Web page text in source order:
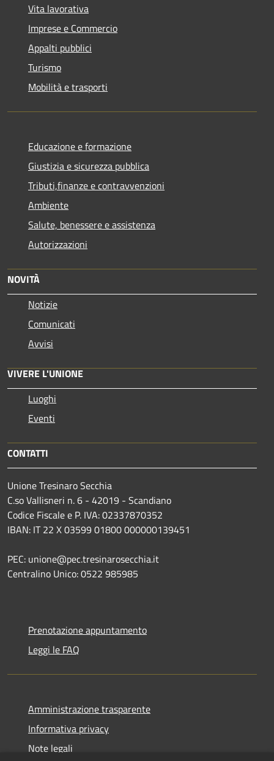
Vita lavorativa
Imprese e Commercio
Appalti pubblici
Turismo
Mobilità e trasporti
Educazione e formazione
Giustizia e sicurezza pubblica
Tributi,finanze e contravvenzioni
Ambiente
Salute, benessere e assistenza
Autorizzazioni
NOVITÀ
Notizie
Comunicati
Avvisi
VIVERE L'UNIONE
Luoghi
Eventi
CONTATTI
Unione Tresinaro Secchia
C.so Vallisneri n. 6 - 42019 - Scandiano
Codice Fiscale e P. IVA: 02337870352
IBAN: IT 22 X 03599 01800 000000139451
PEC: unione@pec.tresinarosecchia.it
Centralino Unico: 0522 985985
Prenotazione appuntamento
Leggi le FAQ
Amministrazione trasparente
Informativa privacy
Note legali